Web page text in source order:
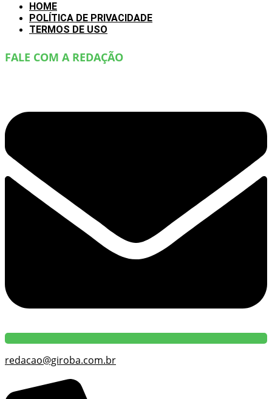
HOME
POLÍTICA DE PRIVACIDADE
TERMOS DE USO
FALE COM A REDAÇÃO
redacao@giroba.com.br